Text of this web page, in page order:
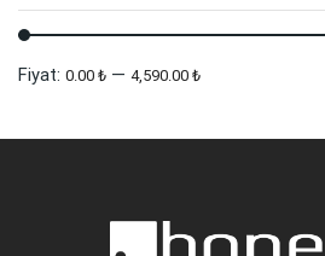
Fiyat: 0.00 ₺ — 4,590.00 ₺